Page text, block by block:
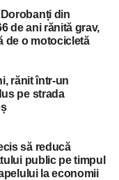
din
de ani rănită grav,
de o motocicletă
rănit într-un
pe strada
să reducă
public pe timpul
la economii